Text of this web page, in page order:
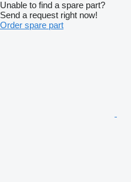
Unable to find a spare part?
Send a request right now!
Order spare part